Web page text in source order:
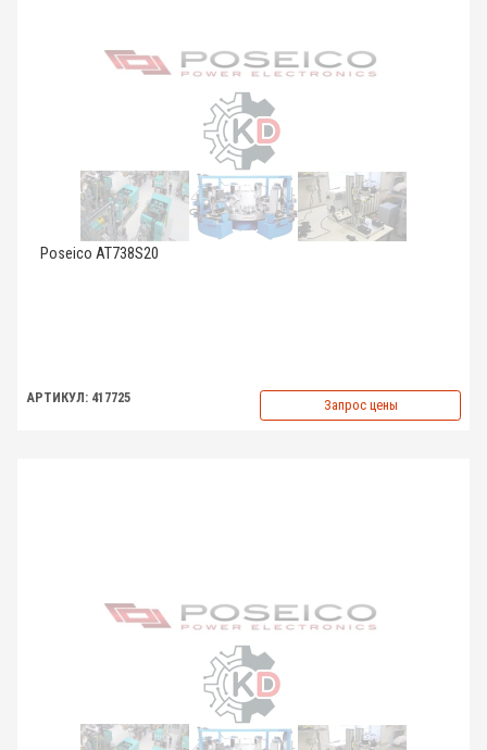
Poseico AT738S20
АРТИКУЛ: 417725 Запрос цены